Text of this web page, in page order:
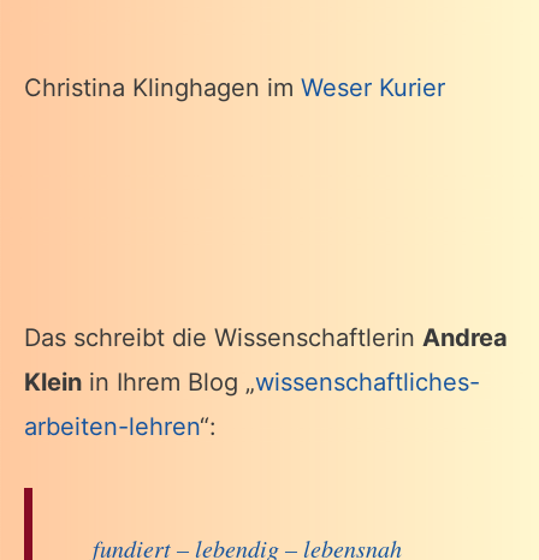
Christina Klinghagen im Weser Kurier
Das schreibt die Wissenschaftlerin Andrea
Klein in Ihrem Blog „wissenschaftliches-
arbeiten-lehren“:
fundiert – lebendig – lebensnah